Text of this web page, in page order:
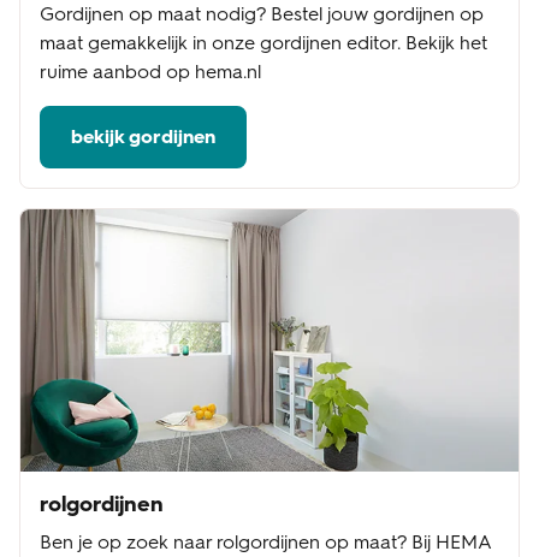
Gordijnen op maat nodig? Bestel jouw gordijnen op
maat gemakkelijk in onze gordijnen editor. Bekijk het
ruime aanbod op hema.nl
bekijk gordijnen
rolgordijnen
Ben je op zoek naar rolgordijnen op maat? Bij HEMA